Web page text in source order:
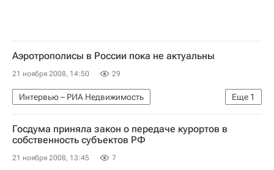
Аэротрополисы в России пока не актуальны
21 ноября 2008, 14:50 29
Еще 1
Интервью – РИА Недвижимость
Крупным планом
Госдума приняла закон о передаче курортов в
собственность субъектов РФ
21 ноября 2008, 13:45 7